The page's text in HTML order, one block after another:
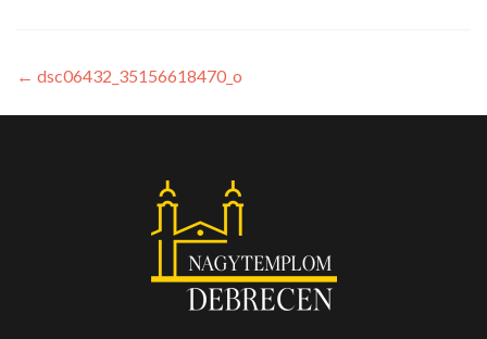
← dsc06432_35156618470_o